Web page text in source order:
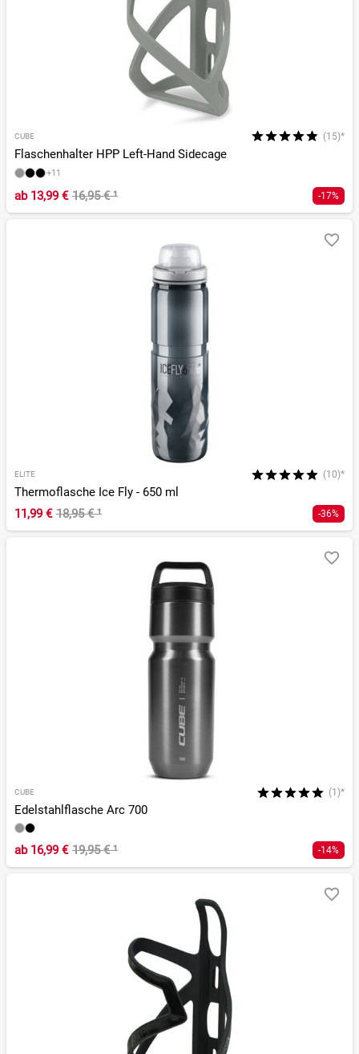
CUBE (15)*
Flaschenhalter HPP Left-Hand Sidecage
+11
ab13,99 € 16,95 €¹ -17%
ELITE (10)*
Thermoflasche Ice Fly - 650 ml
11,99 € 18,95 €¹ -36%
CUBE (1)*
Edelstahlflasche Arc 700
ab16,99 € 19,95 €¹ -14%